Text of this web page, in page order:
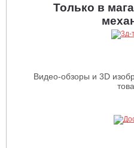
Только в
Видео-обзоры и 3D